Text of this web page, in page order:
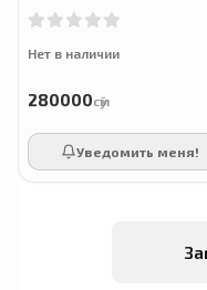
60 таблеток
Нет в наличии
280000сӯм
Уведомить меня!